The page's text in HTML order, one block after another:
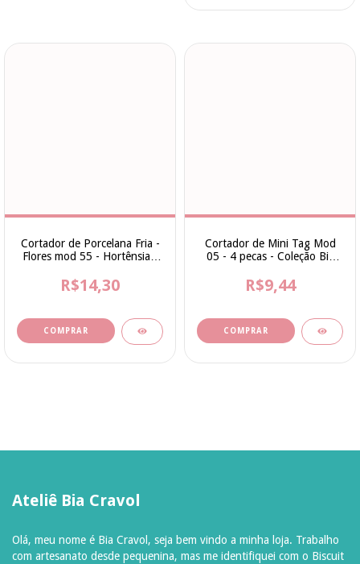
Cortador de Porcelana Fria -
Flores mod 55 - Hortênsia -
R$14,30
Cortador de Mini Tag Mod
05 - 4 pecas - Coleção Bia
R$9,44
Ateliê Bia Cravol
Olá, meu nome é Bia Cravol, seja bem vindo a minha loja. Trabalho
com artesanato desde pequenina, mas me identifiquei com o Biscuit